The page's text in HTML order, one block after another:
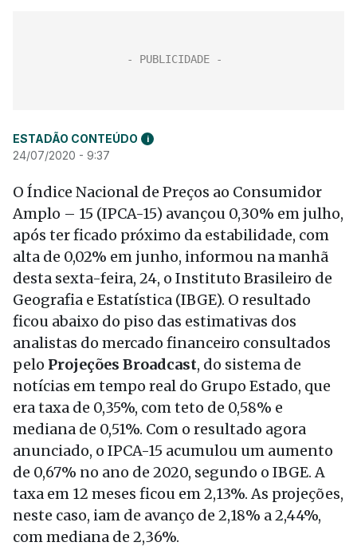
ESTADÃO CONTEÚDO i
24/07/2020 - 9:37
O Índice Nacional de Preços ao Consumidor
Amplo – 15 (IPCA-15) avançou 0,30% em julho,
após ter ficado próximo da estabilidade, com
alta de 0,02% em junho, informou na manhã
desta sexta-feira, 24, o Instituto Brasileiro de
Geografia e Estatística (IBGE). O resultado
ficou abaixo do piso das estimativas dos
analistas do mercado financeiro consultados
pelo Projeções Broadcast, do sistema de
notícias em tempo real do Grupo Estado, que
era taxa de 0,35%, com teto de 0,58% e
mediana de 0,51%. Com o resultado agora
anunciado, o IPCA-15 acumulou um aumento
de 0,67% no ano de 2020, segundo o IBGE. A
taxa em 12 meses ficou em 2,13%. As projeções,
neste caso, iam de avanço de 2,18% a 2,44%,
com mediana de 2,36%.